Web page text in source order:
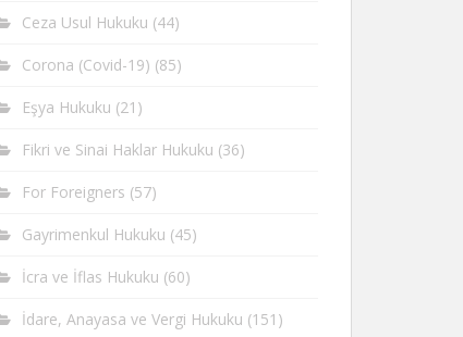
Ceza Usul Hukuku (44)
Corona (Covid-19) (85)
Eşya Hukuku (21)
Fikri ve Sinai Haklar Hukuku (36)
For Foreigners (57)
Gayrimenkul Hukuku (45)
İcra ve İflas Hukuku (60)
İdare, Anayasa ve Vergi Hukuku (151)